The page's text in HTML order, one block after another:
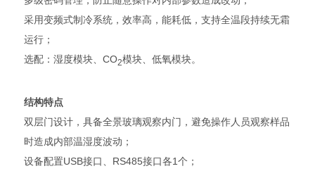
采用变频式制冷系统，效率高，能耗低，支持全温段持续无霜
运行；
选配：湿度模块、CO2模块、低氧模块。
结构特点
双层门设计，具备全景玻璃观察内门，避免操作人员观察样品
时造成内部温湿度波动；
设备配置USB接口、RS485接口各1个；